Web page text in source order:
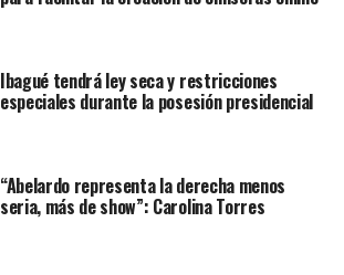
Ibagué tendrá ley seca y restricciones
especiales durante la posesión presidencial
“Abelardo representa la derecha menos
seria, más de show”: Carolina Torres